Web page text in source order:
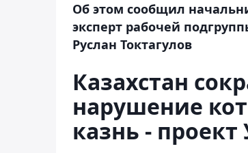
Об этом сообщил
эксперт рабочей
Руслан Токтагулов
Казахстан
нарушение
казнь - проект